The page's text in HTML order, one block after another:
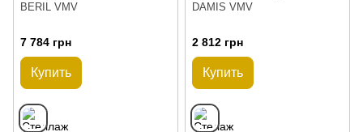
BERIL VMV
7 784 грн
Купить
DAMIS VMV
2 812 грн
Купить